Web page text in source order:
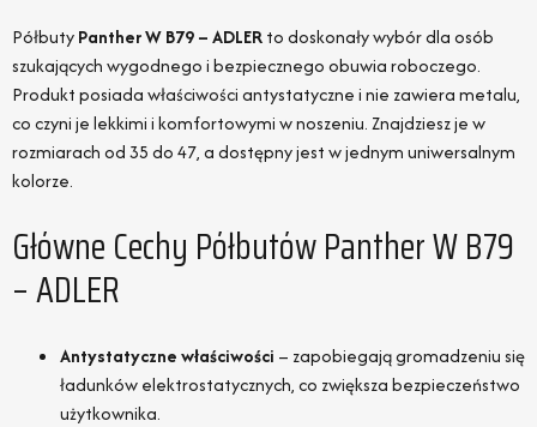
PółbutyPanther W B79 – ADLERto doskonały wybór dla osób
szukających wygodnego i bezpiecznego obuwia roboczego.
Produkt posiada właściwości antystatyczne i nie zawiera metalu,
co czyni je lekkimi i komfortowymi w noszeniu. Znajdziesz je w
rozmiarach od 35 do 47, a dostępny jest w jednym uniwersalnym
kolorze.
Główne Cechy Półbutów Panther W B79
– ADLER
Antystatyczne właściwości – zapobiegają gromadzeniu się
ładunków elektrostatycznych, co zwiększa bezpieczeństwo
użytkownika.